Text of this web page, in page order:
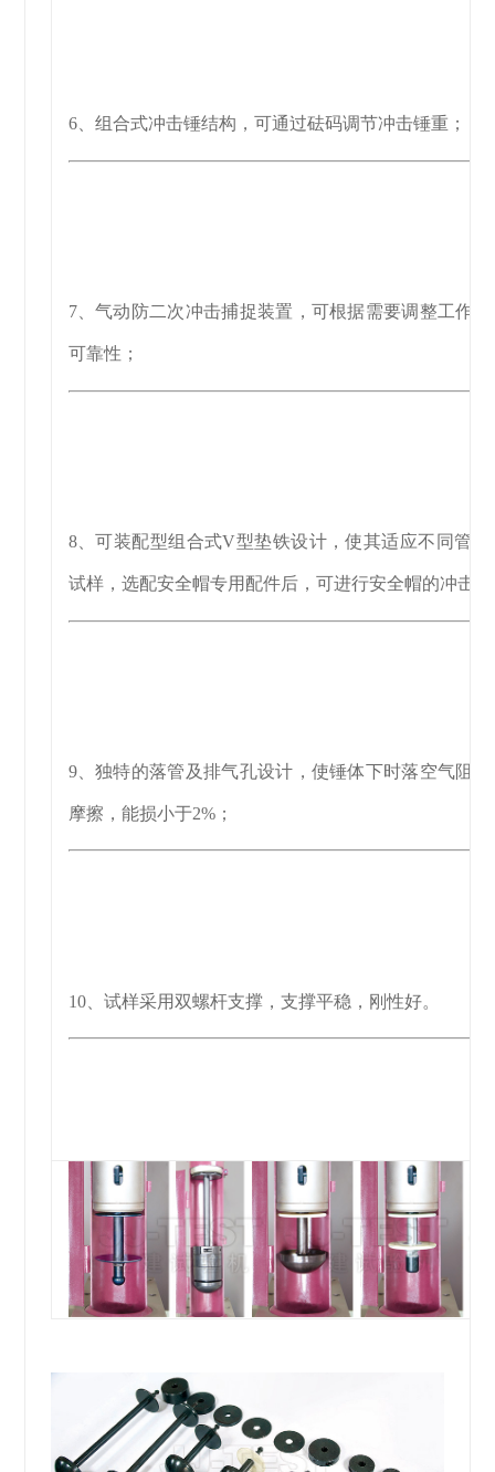
6、组合式冲击锤结构，可通过砝码调节冲击锤重；
7、气动防二次冲击捕捉装置，可根据需要调整工作
可靠性；
8、可装配型组合式V型垫铁设计，使其适应不同管
试样，选配安全帽专用配件后，可进行安全帽的冲击
9、独特的落管及排气孔设计，使锤体下时落空气阻
摩擦，能损小于2%；
10、试样采用双螺杆支撑，支撑平稳，刚性好。